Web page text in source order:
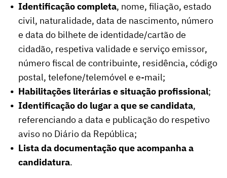
Identificação completa, nome, filiação, estado
civil, naturalidade, data de nascimento, número
e data do bilhete de identidade/cartão de
cidadão, respetiva validade e serviço emissor,
número fiscal de contribuinte, residência, código
postal, telefone/telemóvel e e-mail;
Habilitações literárias e situação profissional;
Identificação do lugar a que se candidata,
referenciando a data e publicação do respetivo
aviso no Diário da República;
Lista da documentação que acompanha a
candidatura.